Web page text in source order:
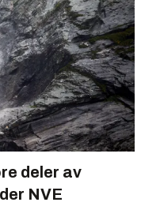
deler av
NVE